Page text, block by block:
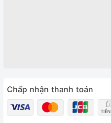
Chấp nhận thanh toán